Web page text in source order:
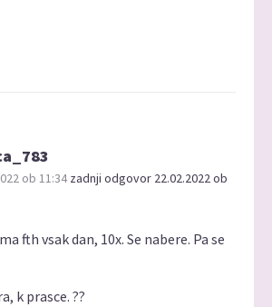
ob 11:34 zadnji odgovor 22.02.2022 ob
fth vsak dan, 10x. Se nabere. Pa se
k prasce. ??